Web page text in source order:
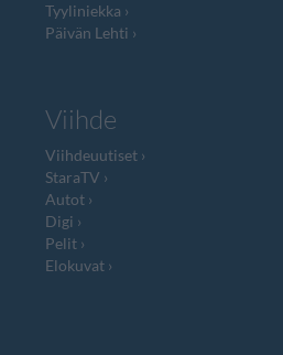
Tyyliniekka
Päivän Lehti
Viihde
Viihdeuutiset
StaraTV
Autot
Digi
Pelit
Elokuvat